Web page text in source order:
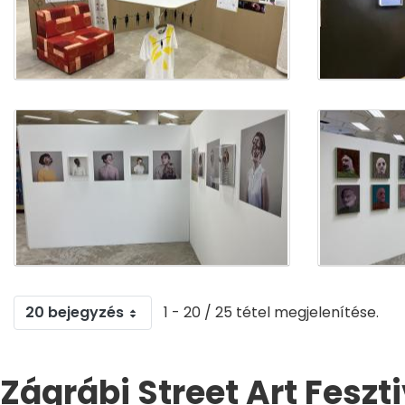
20 bejegyzés 1 - 20 / 25 tétel megjelenítése.
Zágrábi Street Art